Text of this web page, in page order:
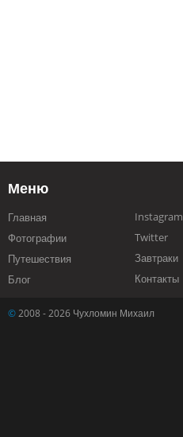
Меню
Главная
Фотографии
Путешествия
Блог
Instagram
Twitter
Завтраки
Контакты
© 2008 - 2026 Чухломин Михаил